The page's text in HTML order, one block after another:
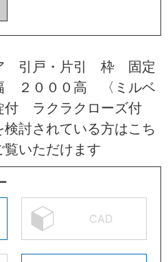
引戸・片引 枠 固定
２０００高 〈ミルベ
ラクラクローズ付
討されている方はこち
覧いただけます
CAD